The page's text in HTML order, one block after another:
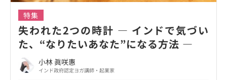
特集
失われた2つの時計 ― インドで気づい
た、“なりたいあなた”になる方法 ―
小林 眞咲惠
インド政府認定ヨガ講師・起業家